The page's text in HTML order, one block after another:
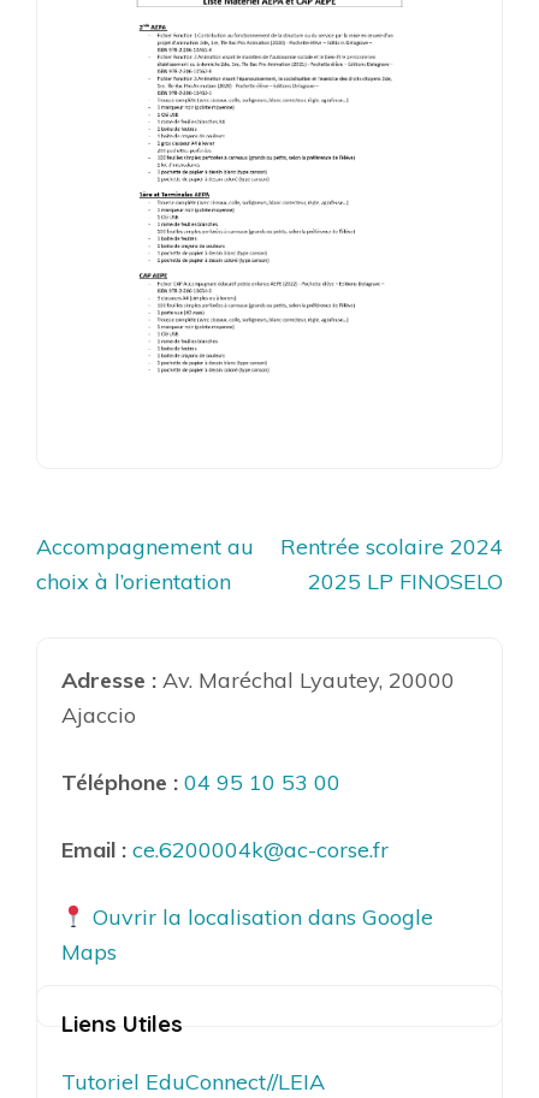
Navigation
de
Accompagnement au
choix à l’orientation
Rentrée scolaire 2024
2025 LP FINOSELO
Adresse : Av. Maréchal Lyautey, 20000
Ajaccio
Téléphone : 04 95 10 53 00
Email : ce.6200004k@ac-corse.fr
Ouvrir la localisation dans Google
Maps
Liens Utiles
Tutoriel EduConnect//LEIA